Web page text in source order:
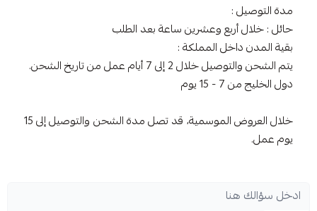
مدة التوصيل :
حائل : خلال أربع وعشرين ساعة بعد الطلب
بقية المدن داخل المملكة :
يتم الشحن والتوصيل خلال 2 إلى 7 أيام عمل من تاريخ الشحن.
دول الخليج من 7 - 15 يوم
خلال العروض الموسمية، قد تصل مدة الشحن والتوصيل إلى 15
يوم عمل.